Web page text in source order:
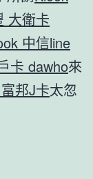
大衛卡
中信line
卡 dawho來
邦J卡太忽